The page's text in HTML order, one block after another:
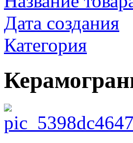
Дата создания
Категория